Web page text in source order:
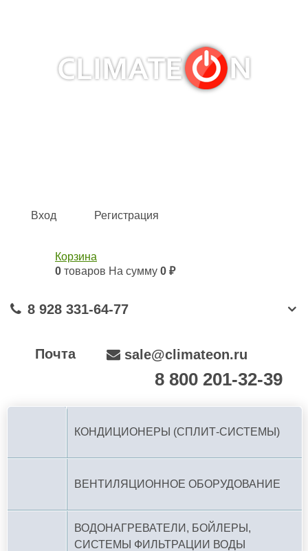
Вход Регистрация
Корзина
0 товаров На сумму 0 ₽
8 928 331-64-77
Почта sale@climateon.ru
8 800 201-32-39
КОНДИЦИОНЕРЫ (СПЛИТ-СИСТЕМЫ)
ВЕНТИЛЯЦИОННОЕ ОБОРУДОВАНИЕ
ВОДОНАГРЕВАТЕЛИ, БОЙЛЕРЫ,
СИСТЕМЫ ФИЛЬТРАЦИИ ВОДЫ